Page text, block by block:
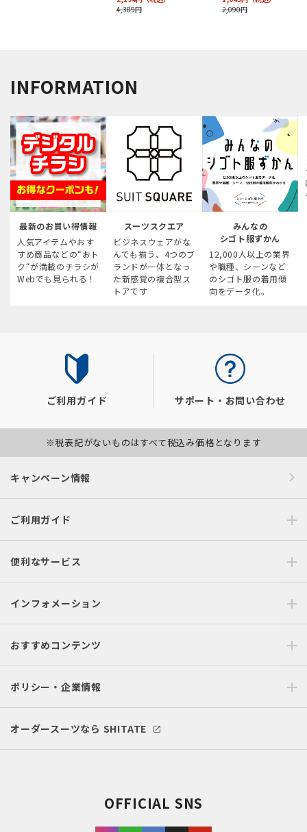
INFORMATION
最新のお買い得情報
人気アイテムやおす
すめ商品などの“おト
ク“が満載のチラシが
Webでも見られる！
スーツスクエア
ビジネスウェアがな
んでも揃う、4つのブ
ランドが一体となっ
た新感覚の複合型ス
トアです
みんなの
シゴト服ずかん
12,000人以上の業界
や職種、シーンなど
のシゴト服の着用傾
向をデータ化。
ご利用ガイド サポート・お問い合わせ
※税表記がないものはすべて税込み価格となります
キャンペーン情報
ご利用ガイド
便利なサービス
インフォメーション
おすすめコンテンツ
ポリシー・企業情報
オーダースーツなら SHITATE
OFFICIAL SNS